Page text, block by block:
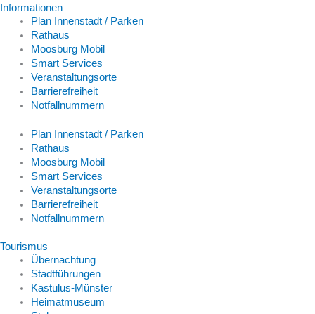
Informationen
Plan Innenstadt / Parken
Rathaus
Moosburg Mobil
Smart Services
Veranstaltungsorte
Barrierefreiheit
Notfallnummern
Plan Innenstadt / Parken
Rathaus
Moosburg Mobil
Smart Services
Veranstaltungsorte
Barrierefreiheit
Notfallnummern
Tourismus
Übernachtung
Stadtführungen
Kastulus-Münster
Heimatmuseum